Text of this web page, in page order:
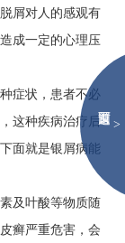
屑对人的感观有
成一定的心理压
症状，患者不必
这种疾病治疗后
面就是银屑病能
及叶酸等物质随
癣严重危害，会
>